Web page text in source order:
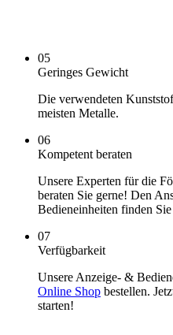
05
Geringes Gewicht
Die verwendeten
meisten Metalle.
06
Kompetent beraten
Unsere Experten für die
beraten Sie gerne! Den
Bedieneinheiten finden
07
Verfügbarkeit
Unsere Anzeige- &
Online Shop bestellen.
starten!